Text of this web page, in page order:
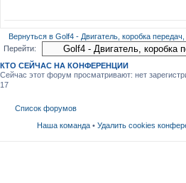
Вернуться в Golf4 - Двигатель, коробка
Перейти:
КТО СЕЙЧАС НА КОНФЕРЕНЦИИ
Сейчас этот форум просматривают: нет
17
Список форумов
Наша команда• Удалить cookies